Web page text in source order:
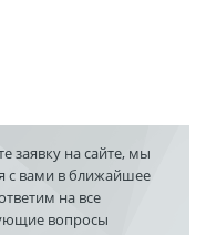
заявку на сайте, мы
с вами в ближайшее
на все
вопросы